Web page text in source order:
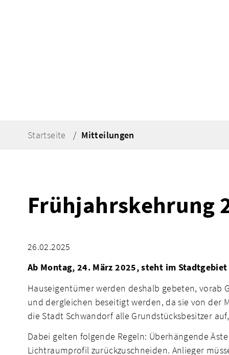
Startseite Mitteilungen
Frühjahrskehrung
26.02.2025
Ab Montag, 24. März 2025, steht im
Hauseigentümer werden deshalb gebeten, vorab
und dergleichen beseitigt werden, da sie von der
die Stadt Schwandorf alle Grundstücksbesitzer
Dabei gelten folgende Regeln: Überhängende
Lichtraumprofil zurückzuschneiden. Anlieger